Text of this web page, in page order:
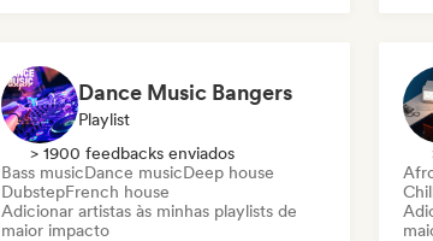
Dance Music Bangers
Playlist
> 1900 feedbacks enviados
Bass musicDance musicDeep house
DubstepFrench house
Adicionar artistas às minhas playlists de
maior impacto